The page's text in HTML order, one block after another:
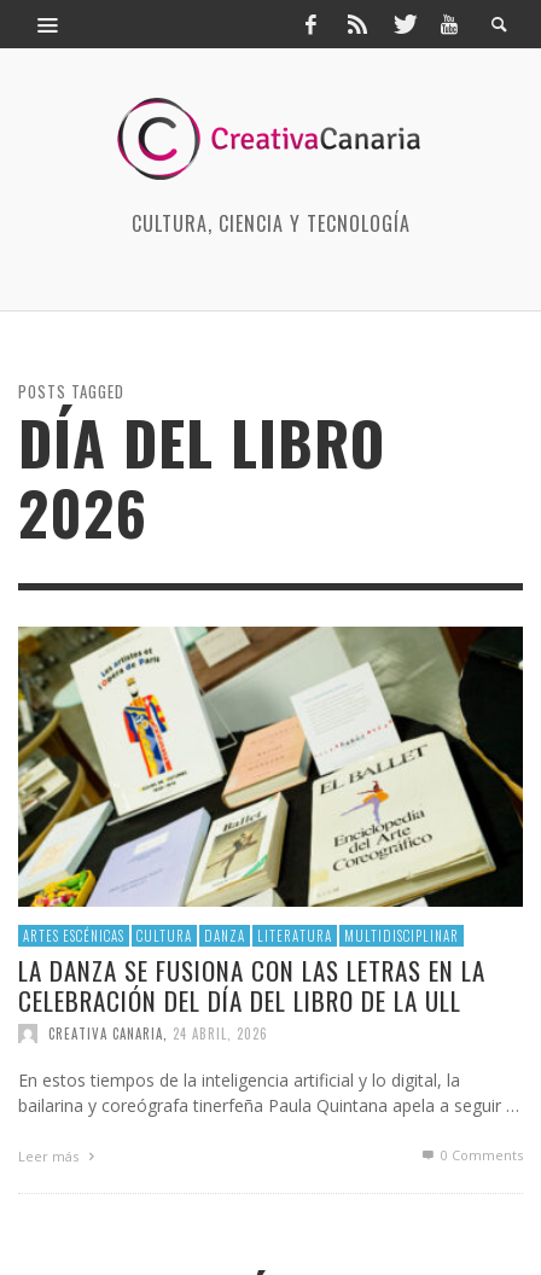
CULTURA, CIENCIA Y TECNOLOGÍA
POSTS TAGGED
DÍA DEL LIBRO
2026
ARTES ESCÉNICAS CULTURA DANZA LITERATURA MULTIDISCIPLINAR
LA DANZA SE FUSIONA CON LAS LETRAS EN LA
CELEBRACIÓN DEL DÍA DEL LIBRO DE LA ULL
CREATIVA CANARIA 24 ABRIL, 2026
En estos tiempos de la inteligencia artificial y lo digital, la
bailarina y coreógrafa tinerfeña Paula Quintana apela a seguir …
Leer más 0 Comments